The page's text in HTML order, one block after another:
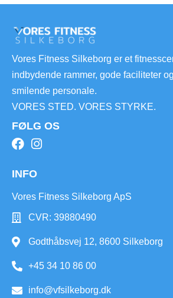
Vores Fitness Silkeborg er et
indbydende rammer, gode faciliteter
smilende personale.
VORES STED. VORES STYRKE.
FØLG OS
INFO
Vores Fitness Silkeborg ApS
CVR: 39880490
Godthåbsvej 12, 8600 Silkeborg
+45 34 10 86 00
info@vfsilkeborg.dk